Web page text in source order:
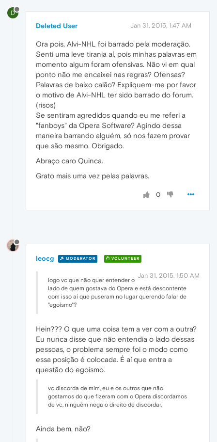
D
Deleted User Jan 31, 2015, 1:47 AM
Ora pois, Alvi-NHL foi barrado pela moderação.
Senti uma leve tirania aí, pois minhas palavras em
momento algum foram ofensivas. Não vi em qual
ponto não me encaixei nas regras? Ofensas?
Palavras de baixo calão? Expliquem-me por favor
o motivo de Alvi-NHL ter sido barrado do forum.
(risos)
Se sentiram agredidos quando eu me referi a
"fanboys" da Opera Software? Agindo dessa
maneira barrando alguém, só nos fazem provar
que são mesmo. Obrigado.
Abraço caro Quinca.
Grato mais uma vez pelas palavras.
0
leocg MODERATOR VOLUNTEER
Jan 31, 2015, 1:50 AM
logo vc que não quer entender o
lado de quem gostava do Opera e está descontente
com isso aí que puseram no lugar querendo falar de
"egoísmo"?
Hein??? O que uma coisa tem a ver com a outra?
Eu nunca disse que não entendia o lado dessas
pessoas, o problema sempre foi o modo como
essa posição é colocada. É aí que entra a
questão do egoísmo.
vc discorda de mim, eu e os outros que não
gostamos do que fizeram com o Opera discordamos
de vc, ninguém nega o direito de discordar.
Ainda bem, não?